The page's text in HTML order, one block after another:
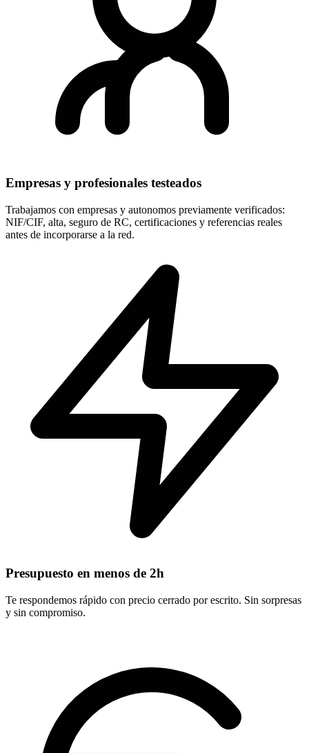
Empresas y profesionales testeados
Trabajamos con empresas y autonomos previamente verificados:
NIF/CIF, alta, seguro de RC, certificaciones y referencias reales
antes de incorporarse a la red.
Presupuesto en menos de 2h
Te respondemos rápido con precio cerrado por escrito. Sin sorpresas
y sin compromiso.